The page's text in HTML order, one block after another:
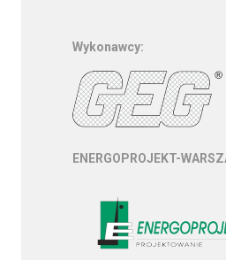
Wykonawcy:
ENERGOPROJEKT-